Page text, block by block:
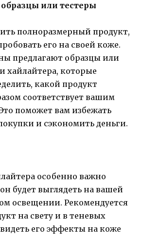
образцы или тестеры
полноразмерный продукт,
его на своей коже.
предлагают образцы или
хайлайтера, которые
какой продукт
соответствует вашим
поможет вам избежать
и сэкономить деньги.
особенно важно
будет выглядеть на вашей
освещении. Рекомендуется
на свету и в теневых
его эффекты на коже